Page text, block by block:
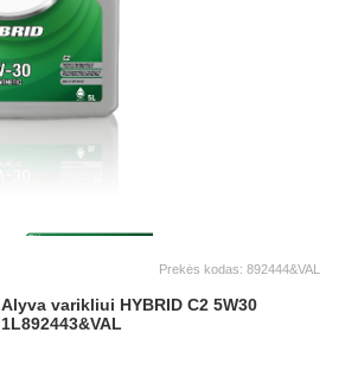
Prekės kodas: 892444&VAL
Alyva varikliui HYBRID C2 5W30
1L892443&VAL